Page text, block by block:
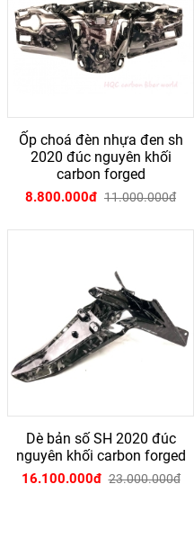
Ốp choá đèn nhựa đen sh
2020 đúc nguyên khối
carbon forged
8.800.000đ 11.000.000đ
Dè bản số SH 2020 đúc
nguyên khối carbon forged
16.100.000đ 23.000.000đ